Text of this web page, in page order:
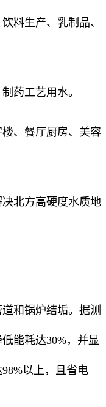
料生产、乳制品、
药工艺用水。
、餐厅厨房、美容
北方高硬度水质地
和锅炉结垢。据测
能耗达30%，并显
以上，且省电